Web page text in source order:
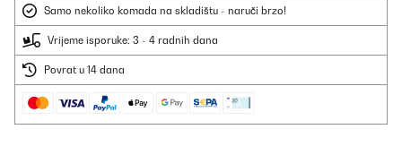
Samo nekoliko komada na skladištu - naruči brzo!
Vrijeme isporuke: 3 - 4 radnih dana
Povrat u 14 dana